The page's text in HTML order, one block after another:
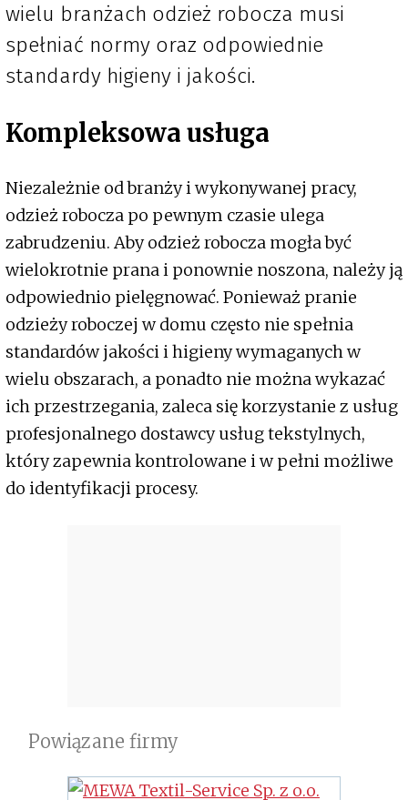
wielu branżach odzież robocza musi
spełniać normy oraz odpowiednie
standardy higieny i jakości.
Kompleksowa usługa
Niezależnie od branży i wykonywanej pracy,
odzież robocza po pewnym czasie ulega
zabrudzeniu. Aby odzież robocza mogła być
wielokrotnie prana i ponownie noszona, należy ją
odpowiednio pielęgnować. Ponieważ pranie
odzieży roboczej w domu często nie spełnia
standardów jakości i higieny wymaganych w
wielu obszarach, a ponadto nie można wykazać
ich przestrzegania, zaleca się korzystanie z usług
profesjonalnego dostawcy usług tekstylnych,
który zapewnia kontrolowane i w pełni możliwe
do identyfikacji procesy.
Powiązane firmy